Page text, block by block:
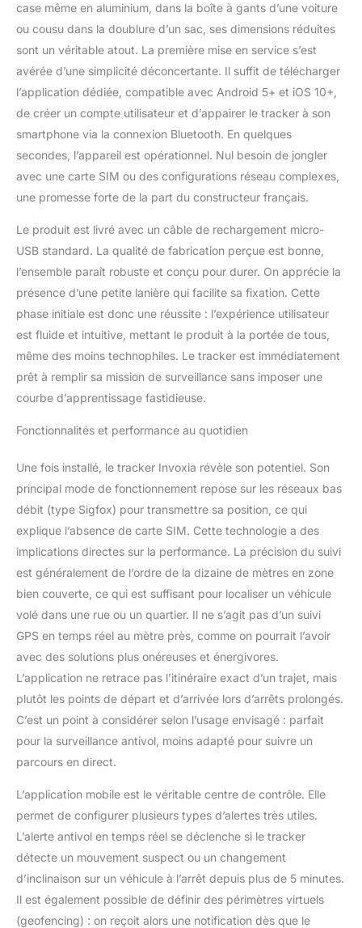
Invoxia. Accédez à
l'historique complet des
trajets, partagez votre
facilement les
déplacements pour un
suivi précis de vos biens.
PROTECTION ANTIVOL
INTELLIGENTE : Recevez
instantanément une
alerte en cas de
mouvement suspect.
sécurité (domicile,
garage, entreprise…) et
entrées ou sorties. Le
radar de proximité et le
dossier de suivi facilitent
la récupération du
véhicule en cas de vol.
D'AUTONOMIE : Grâce à
son réseau basse
Tracker GPS offre jusqu'à
une seule charge.
Recharge USB en environ
discret et facile à cacher
dans un véhicule, un sac
ou une valise. SIMPLE À
INSTALLER : Aucune
installation complexe.
Activez votre tracker
depuis l'application
Android ou iOS et gérez
jusqu'à 15 appareils
simultanément. Conçu
spécialiste des objets
connectés et de la
géolocalisation
case même en aluminium, dans la boîte à gants d’une voiture
ou cousu dans la doublure d’un sac, ses dimensions réduites
sont un véritable atout. La première mise en service s’est
avérée d’une simplicité déconcertante. Il suffit de télécharger
l’application dédiée, compatible avec Android 5+ et iOS 10+,
de créer un compte utilisateur et d’appairer le tracker à son
smartphone via la connexion Bluetooth. En quelques
secondes, l’appareil est opérationnel. Nul besoin de jongler
avec une carte SIM ou des configurations réseau complexes,
une promesse forte de la part du constructeur français.
Le produit est livré avec un câble de rechargement micro-
USB standard. La qualité de fabrication perçue est bonne,
l’ensemble paraît robuste et conçu pour durer. On apprécie la
présence d’une petite lanière qui facilite sa fixation. Cette
phase initiale est donc une réussite : l’expérience utilisateur
est fluide et intuitive, mettant le produit à la portée de tous,
même des moins technophiles. Le tracker est immédiatement
prêt à remplir sa mission de surveillance sans imposer une
courbe d’apprentissage fastidieuse.
Fonctionnalités et performance au quotidien
Une fois installé, le tracker Invoxia révèle son potentiel. Son
principal mode de fonctionnement repose sur les réseaux bas
débit (type Sigfox) pour transmettre sa position, ce qui
explique l’absence de carte SIM. Cette technologie a des
implications directes sur la performance. La précision du suivi
est généralement de l’ordre de la dizaine de mètres en zone
bien couverte, ce qui est suffisant pour localiser un véhicule
volé dans une rue ou un quartier. Il ne s’agit pas d’un suivi
GPS en temps réel au mètre près, comme on pourrait l’avoir
avec des solutions plus onéreuses et énergivores.
L’application ne retrace pas l’itinéraire exact d’un trajet, mais
plutôt les points de départ et d’arrivée lors d’arrêts prolongés.
C’est un point à considérer selon l’usage envisagé : parfait
pour la surveillance antivol, moins adapté pour suivre un
parcours en direct.
L’application mobile est le véritable centre de contrôle. Elle
permet de configurer plusieurs types d’alertes très utiles.
L’alerte antivol en temps réel se déclenche si le tracker
détecte un mouvement suspect ou un changement
d’inclinaison sur un véhicule à l’arrêt depuis plus de 5 minutes.
Il est également possible de définir des périmètres virtuels
(geofencing) : on reçoit alors une notification dès que le